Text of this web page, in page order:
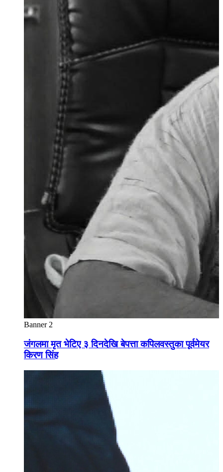
Banner 2
जंगलमा मृत भेटिए ३ दिनदेखि बेपत्ता कपिलवस्तुका पूर्वमेयर
किरण सिंह